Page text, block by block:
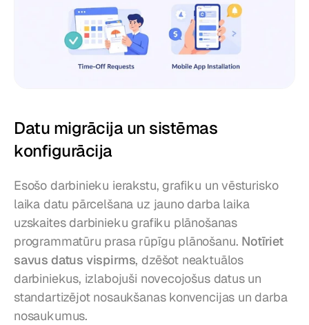
Datu migrācija un sistēmas
konfigurācija
Esošo darbinieku ierakstu, grafiku un vēsturisko
laika datu pārcelšana uz jauno darba laika
uzskaites darbinieku grafiku plānošanas
programmatūru prasa rūpīgu plānošanu. Notīriet
savus datus vispirms, dzēšot neaktuālos
darbiniekus, izlabojuši novecojošus datus un
standartizējot nosaukšanas konvencijas un darba
nosaukumus.